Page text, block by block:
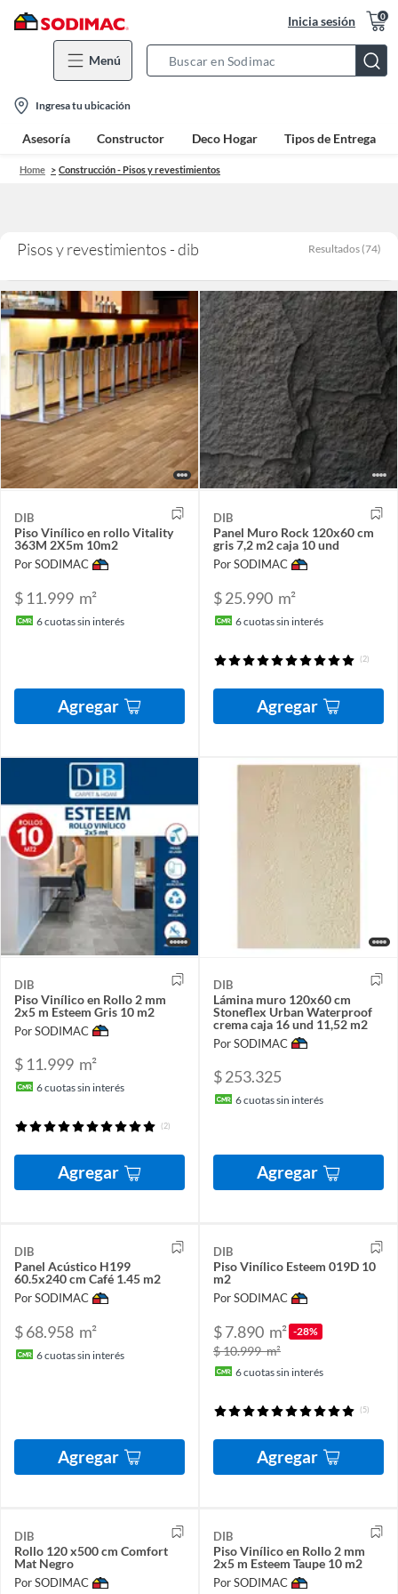
Inicia sesión 0
Menú
Bar
location-
icon
Ingresa tu ubicación
Asesoría Constructor Deco Hogar Tipos de Entrega
Home Construcción - Pisos y revestimientos
Pisos y revestimientos - dib Resultados (74)
DIB
Piso Vinílico en rollo Vitality
363M 2X5m 10m2
Por SODIMAC
$ 11.999 m²
6cuotas sin interés
Agregar
DIB
Panel Muro Rock 120x60 cm
gris 7,2 m2 caja 10 und
Por SODIMAC
$ 25.990 m²
6cuotas sin interés
(2)
Agregar
DIB
Piso Vinílico en Rollo 2 mm
2x5 m Esteem Gris 10 m2
Por SODIMAC
$ 11.999 m²
6cuotas sin interés
(2)
Agregar
DIB
Lámina muro 120x60 cm
Stoneflex Urban Waterproof
crema caja 16 und 11,52 m2
Por SODIMAC
$ 253.325
6cuotas sin interés
Agregar
DIB
Panel Acústico H199
60.5x240 cm Café 1.45 m2
Por SODIMAC
$ 68.958 m²
6cuotas sin interés
Agregar
DIB
Piso Vinílico Esteem 019D 10
m2
Por SODIMAC
$ 7.890 m² -28%
$ 10.999m²
6cuotas sin interés
(5)
Agregar
DIB
Rollo 120 x500 cm Comfort
Mat Negro
Por SODIMAC
DIB
Piso Vinílico en Rollo 2 mm
2x5 m Esteem Taupe 10 m2
Por SODIMAC